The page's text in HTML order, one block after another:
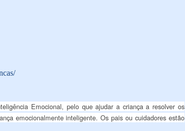
Emocional, pelo que ajudar a criança a resolver os
emocionalmente inteligente. Os pais ou cuidadores estão